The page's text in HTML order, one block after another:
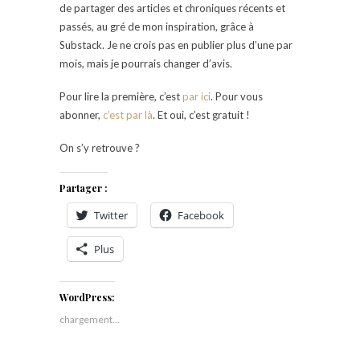
de partager des articles et chroniques récents et
passés, au gré de mon inspiration, grâce à
Substack. Je ne crois pas en publier plus d’une par
mois, mais je pourrais changer d’avis.
Pour lire la première, c’estpar ici. Pour vous
abonner, c’est par là. Et oui, c’est gratuit !
On s’y retrouve ?
Partager :
Twitter Facebook
Plus
WordPress:
chargement…